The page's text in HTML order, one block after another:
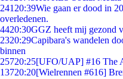
241 20:39Wie gaan er dood in
overledenen.
4420:30GGZ heeft mij gezond
2320:29Capibara's wandelen
binnen
25720:25[UFO/UAP] #16 The
13720:20[Wielrennen #616]